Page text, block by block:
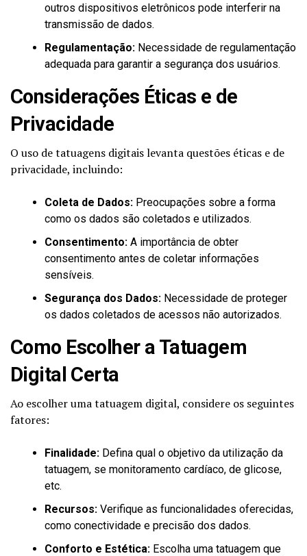
outros dispositivos eletrônicos pode interferir na
transmissão de dados.
Regulamentação: Necessidade de regulamentação
adequada para garantir a segurança dos usuários.
Considerações Éticas e de
Privacidade
O uso de tatuagens digitais levanta questões éticas e de
privacidade, incluindo:
Coleta de Dados: Preocupações sobre a forma
como os dados são coletados e utilizados.
Consentimento: A importância de obter
consentimento antes de coletar informações
sensíveis.
Segurança dos Dados: Necessidade de proteger
os dados coletados de acessos não autorizados.
Como Escolher a Tatuagem
Digital Certa
Ao escolher uma tatuagem digital, considere os seguintes
fatores:
Finalidade: Defina qual o objetivo da utilização da
tatuagem, se monitoramento cardíaco, de glicose,
etc.
Recursos: Verifique as funcionalidades oferecidas,
como conectividade e precisão dos dados.
Conforto e Estética: Escolha uma tatuagem que